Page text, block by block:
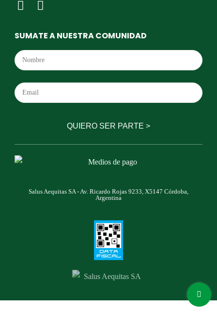
SUMATE A NUESTRA COMUNIDAD
Salus Aequitas SA - Av. Ricardo Rojas 9233, X5147 Córdoba,
Argentina